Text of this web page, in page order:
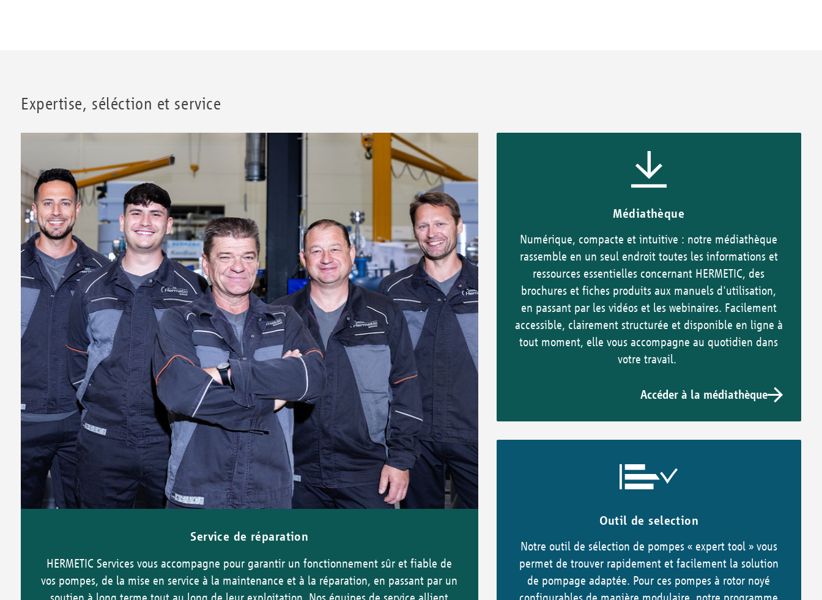
Expertise, séléction et service
Service de réparation
HERMETIC Services vous accompagne pour garantir un fonctionnement sûr et fiable de
vos pompes, de la mise en service à la maintenance et à la réparation, en passant par un
Médiathèque
Numérique, compacte et intuitive : notre médiathèque
rassemble en un seul endroit toutes les informations et
ressources essentielles concernant HERMETIC, des
brochures et fiches produits aux manuels d'utilisation,
en passant par les vidéos et les webinaires. Facilement
accessible, clairement structurée et disponible en ligne à
tout moment, elle vous accompagne au quotidien dans
votre travail.
Accéder à la médiathèque
Outil de selection
Notre outil de sélection de pompes « expert tool » vous
permet de trouver rapidement et facilement la solution
de pompage adaptée. Pour ces pompes à rotor noyé